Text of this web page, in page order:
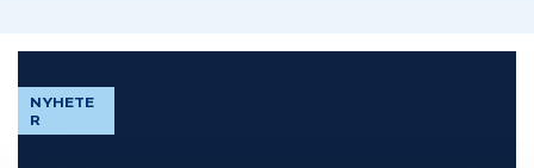
NYHETE
R